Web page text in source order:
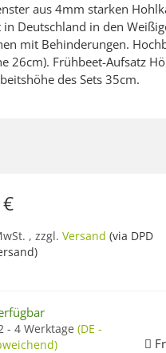
aus 4mm starken
in Deutschland in den
mit Behinderungen.
26cm). Frühbeet-Aufsatz
des Sets 35cm.
, zzgl. Versand (via DPD
- 4 Werktage (DE -